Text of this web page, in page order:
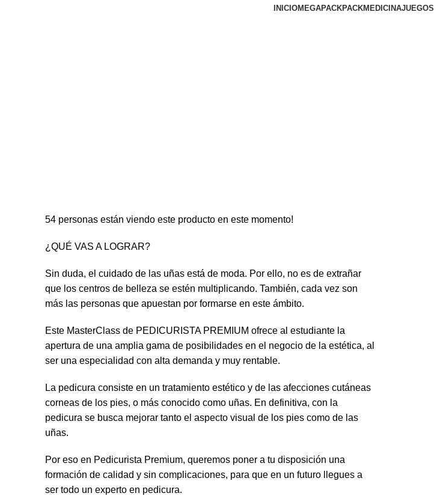
INICIOMEGAPACKPACKMEDICINAJUEGOS
54 personas están viendo este producto en este momento!
¿QUÉ VAS A LOGRAR?
Sin duda, el cuidado de las uñas está de moda. Por ello, no es de extrañar
que los centros de belleza se estén multiplicando. También, cada vez son
más las personas que apuestan por formarse en este ámbito.
Este MasterClass de PEDICURISTA PREMIUM ofrece al estudiante la
apertura de una amplia gama de posibilidades en el negocio de la estética, al
ser una especialidad con alta demanda y muy rentable.
La pedicura consiste en un tratamiento estético y de las afecciones cutáneas
corneas de los pies, o más conocido como uñas. En definitiva, con la
pedicura se busca mejorar tanto el aspecto visual de los pies como de las
uñas.
Por eso en Pedicurista Premium, queremos poner a tu disposición una
formación de calidad y sin complicaciones, para que en un futuro llegues a
ser todo un experto en pedicura.